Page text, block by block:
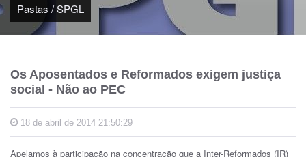
o
a
g
ç
Pastas /SPGL
Os Aposentados e Reformados exigem justiça
social - Não ao PEC
18 de abril de 2014 21:50:29
Apelamos à participação na concentração que a Inter-Reformados (IR)